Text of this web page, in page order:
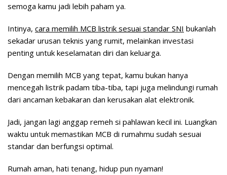
semoga kamu jadi lebih paham ya.
Intinya, cara memilih MCB listrik sesuai standar SNI bukanlah
sekadar urusan teknis yang rumit, melainkan investasi
penting untuk keselamatan diri dan keluarga.
Dengan memilih MCB yang tepat, kamu bukan hanya
mencegah listrik padam tiba-tiba, tapi juga melindungi rumah
dari ancaman kebakaran dan kerusakan alat elektronik.
Jadi, jangan lagi anggap remeh si pahlawan kecil ini. Luangkan
waktu untuk memastikan MCB di rumahmu sudah sesuai
standar dan berfungsi optimal.
Rumah aman, hati tenang, hidup pun nyaman!